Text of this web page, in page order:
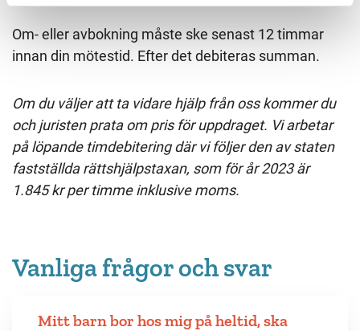
Om- eller avbokning måste ske senast 12 timmar
innan din mötestid. Efter det debiteras summan.
Om du väljer att ta vidare hjälp från oss kommer du
och juristen prata om pris för uppdraget. Vi arbetar
på löpande timdebitering där vi följer den av staten
fastställda rättshjälpstaxan, som för år 2023 är
1.845 kr per timme inklusive moms.
Vanliga frågor och svar
Mitt barn bor hos mig på heltid, ska